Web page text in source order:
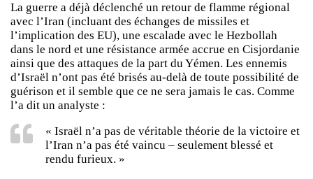
La guerre a déjà déclenché un retour de flamme régional
avec l’Iran (incluant des échanges de missiles et
l’implication des EU), une escalade avec le Hezbollah
dans le nord et une résistance armée accrue en Cisjordanie
ainsi que des attaques de la part du Yémen. Les ennemis
d’Israël n’ont pas été brisés au-delà de toute possibilité de
guérison et il semble que ce ne sera jamais le cas. Comme
l’a dit un analyste :
« Israël n’a pas de véritable théorie de la victoire et
l’Iran n’a pas été vaincu – seulement blessé et
rendu furieux. »